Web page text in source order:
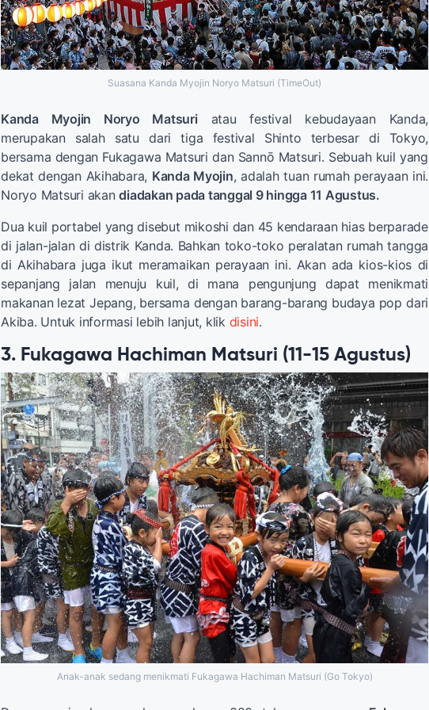
Suasana Kanda Myojin Noryo Matsuri (TimeOut)
Kanda Myojin Noryo Matsuri atau festival kebudayaan Kanda,
merupakan salah satu dari tiga festival Shinto terbesar di Tokyo,
bersama dengan Fukagawa Matsuri dan Sannō Matsuri. Sebuah kuil yang
dekat dengan Akihabara, Kanda Myojin, adalah tuan rumah perayaan ini.
Noryo Matsuri akandiadakan pada tanggal 9 hingga 11 Agustus.
Dua kuil portabel yang disebut mikoshi dan 45 kendaraan hias berparade
di jalan-jalan di distrik Kanda. Bahkan toko-toko peralatan rumah tangga
di Akihabara juga ikut meramaikan perayaan ini. Akan ada kios-kios di
sepanjang jalan menuju kuil, di mana pengunjung dapat menikmati
makanan lezat Jepang, bersama dengan barang-barang budaya pop dari
Akiba. Untuk informasi lebih lanjut, klik disini.
3. Fukagawa Hachiman Matsuri (11-15 Agustus)
Anak-anak sedang menikmati Fukagawa Hachiman Matsuri (Go Tokyo)